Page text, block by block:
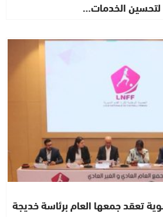
الخدمات…
تعقد جمعها العام برئاسة خديجة